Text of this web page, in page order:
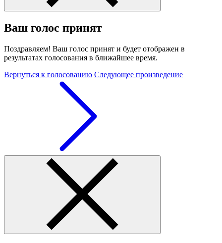
Ваш голос принят
Поздравляем! Ваш голос принят и будет отображен в
результатах голосования в ближайшее время.
Вернуться к голосованию Следующее произведение